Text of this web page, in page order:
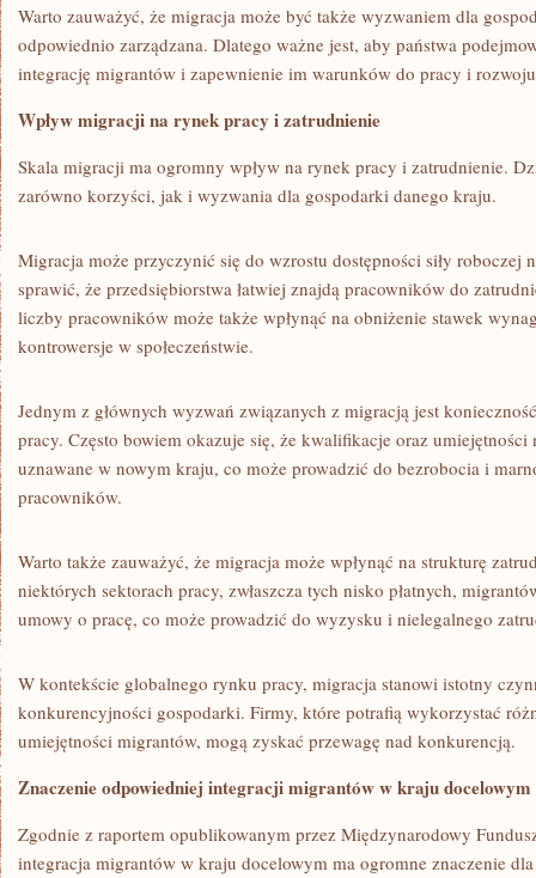
Warto zauważyć, ‌że migracja​ może​ być także wyzwaniem‌ dla
odpowiednio zarządzana. Dlatego ⁣ważne jest, aby ⁢państwa
integrację migrantów i zapewnienie im warunków do pracy i
Wpływ migracji na​ rynek⁢ pracy i zatrudnienie
Skala migracji ⁣ma ogromny wpływ‌ na rynek ⁣pracy‍ i ⁣zatrudnienie.
zarówno⁢ korzyści, jak i ​wyzwania dla gospodarki danego kraju.
Migracja może⁤ przyczynić ⁤się​ do wzrostu⁢ dostępności siły⁣ roboczej
sprawić,​ że przedsiębiorstwa ‍łatwiej znajdą pracowników do
liczby pracowników może ‍także wpłynąć na obniżenie stawek⁤
kontrowersje ⁤w ‍społeczeństwie.
Jednym⁢ z głównych wyzwań związanych z migracją jest
pracy. Często⁣ bowiem ‌okazuje‍ się, że kwalifikacje oraz umiejętności
‍uznawane w nowym kraju,⁣ co może prowadzić ⁣do bezrobocia i
pracowników.
Warto także zauważyć, że migracja może⁤ wpłynąć⁤ na strukturę
niektórych ⁤sektorach pracy, zwłaszcza tych nisko płatnych,
umowy o pracę,⁣ co może⁣ prowadzić ⁣do⁢ wyzysku i nielegalnego
W kontekście⁣ globalnego rynku pracy, ​migracja stanowi istotny
konkurencyjności gospodarki. Firmy, które ⁢potrafią wykorzystać
umiejętności migrantów, mogą ⁤zyskać‍ przewagę nad konkurencją.
Znaczenie ​odpowiedniej integracji⁣ migrantów w‍ kraju docelowym
Zgodnie z raportem ​opublikowanym przez Międzynarodowy
integracja migrantów w kraju docelowym ma ogromne znaczenie